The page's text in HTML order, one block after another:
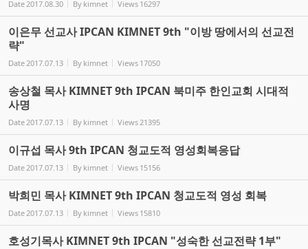
Date2017.08.30 By kimnet Views 16297
이은무 선교사 IPCAN KIMNET 9th "이방 땅에서의 선교전
략"
Date2017.07.13 By kimnet Views 17050
송상철 목사 KIMNET 9th IPCAN 북미주 한인교회 시대적
사명
Date2017.07.13 By kimnet Views21395
이규섭 목사 9th IPCAN 청교도적 영성회복응답
Date2017.07.13 By kimnet Views 15156
박희민 목사 KIMNET 9th IPCAN 청교도적 영성 회복
Date2017.07.13 By kimnet Views 15810
호성기목사 KIMNET 9th IPCAN "성숙한 선교전략 1부"